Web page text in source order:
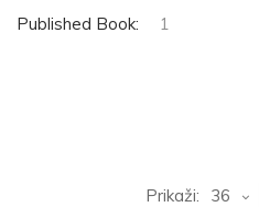
Published Book: 1
Prikaži: 36